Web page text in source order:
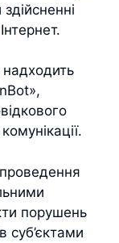
порушень
суб’єктами